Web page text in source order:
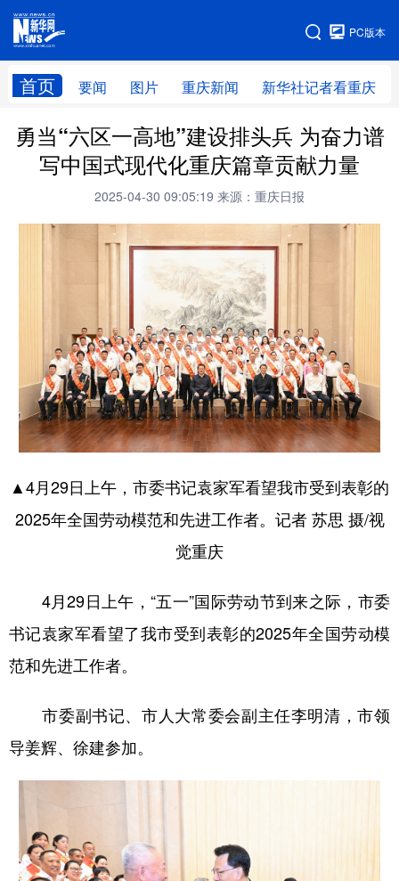
PC版本
首页 要闻 图片 重庆新闻 新华社记者看重庆
网站地图
勇当“六区一高地”建设排头兵 为奋力谱
写中国式现代化重庆篇章贡献力量
2025-04-30 09:05:19 来源：重庆日报
▲4月29日上午，市委书记袁家军看望我市受到表彰的
2025年全国劳动模范和先进工作者。记者 苏思 摄/视
觉重庆
4月29日上午，“五一”国际劳动节到来之际，市委
书记袁家军看望了我市受到表彰的2025年全国劳动模
范和先进工作者。
市委副书记、市人大常委会副主任李明清，市领
导姜辉、徐建参加。